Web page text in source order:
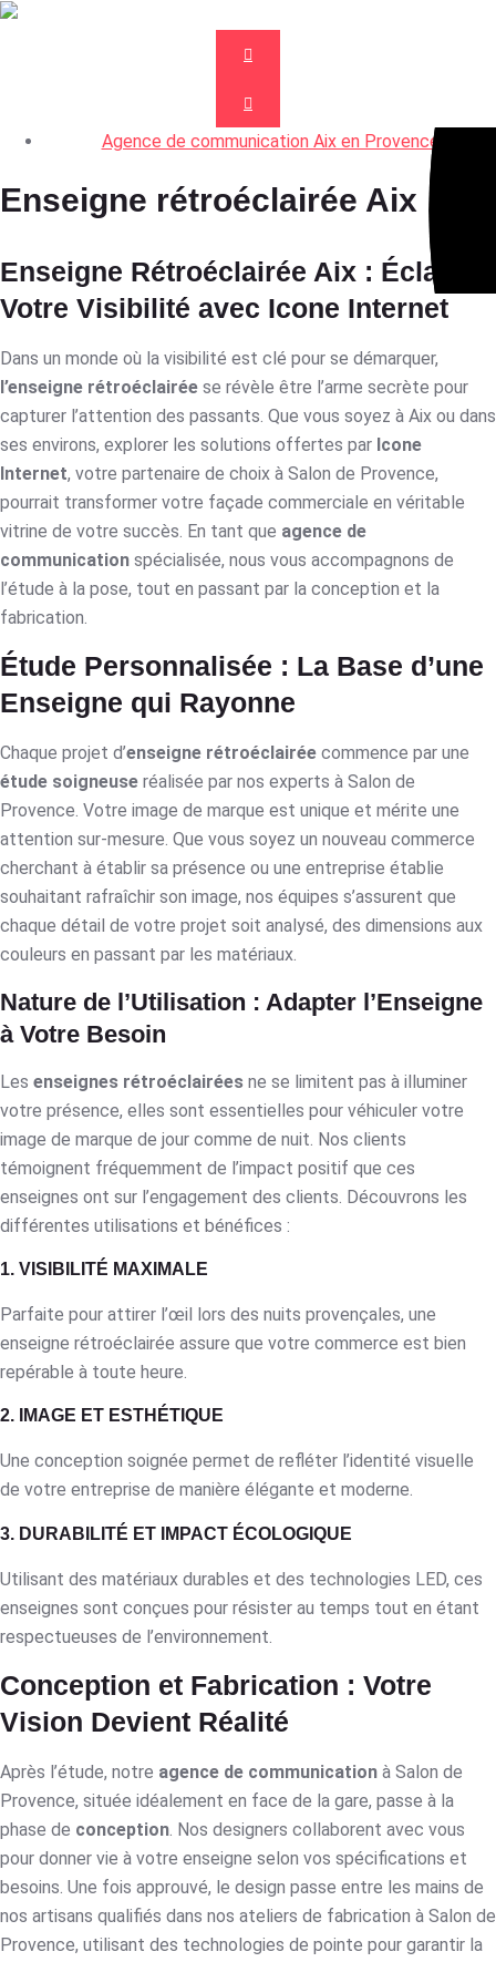
Agence de communication Aix en Provence
Enseigne rétroéclairée Aix
Enseigne Rétroéclairée Aix : Éclairez
Votre Visibilité avec Icone Internet
Dans un monde où la visibilité est clé pour se démarquer,
l’enseigne rétroéclairée se révèle être l’arme secrète pour
capturer l’attention des passants. Que vous soyez à Aix ou dans
ses environs, explorer les solutions offertes par Icone
Internet, votre partenaire de choix à Salon de Provence,
pourrait transformer votre façade commerciale en véritable
vitrine de votre succès. En tant que agence de
communication spécialisée, nous vous accompagnons de
l’étude à la pose, tout en passant par la conception et la
fabrication.
Étude Personnalisée : La Base d’une
Enseigne qui Rayonne
Chaque projet d’enseigne rétroéclairée commence par une
étude soigneuse réalisée par nos experts à Salon de
Provence. Votre image de marque est unique et mérite une
attention sur-mesure. Que vous soyez un nouveau commerce
cherchant à établir sa présence ou une entreprise établie
souhaitant rafraîchir son image, nos équipes s’assurent que
chaque détail de votre projet soit analysé, des dimensions aux
couleurs en passant par les matériaux.
Nature de l’Utilisation : Adapter l’Enseigne
à Votre Besoin
Les enseignes rétroéclairées ne se limitent pas à illuminer
votre présence, elles sont essentielles pour véhiculer votre
image de marque de jour comme de nuit. Nos clients
témoignent fréquemment de l’impact positif que ces
enseignes ont sur l’engagement des clients. Découvrons les
différentes utilisations et bénéfices :
1. VISIBILITÉ MAXIMALE
Parfaite pour attirer l’œil lors des nuits provençales, une
enseigne rétroéclairée assure que votre commerce est bien
repérable à toute heure.
2. IMAGE ET ESTHÉTIQUE
Une conception soignée permet de refléter l’identité visuelle
de votre entreprise de manière élégante et moderne.
3. DURABILITÉ ET IMPACT ÉCOLOGIQUE
Utilisant des matériaux durables et des technologies LED, ces
enseignes sont conçues pour résister au temps tout en étant
respectueuses de l’environnement.
Conception et Fabrication : Votre
Vision Devient Réalité
Après l’étude, notre agence de communication à Salon de
Provence, située idéalement en face de la gare, passe à la
phase de conception. Nos designers collaborent avec vous
pour donner vie à votre enseigne selon vos spécifications et
besoins. Une fois approuvé, le design passe entre les mains de
nos artisans qualifiés dans nos ateliers de fabrication à Salon de
Provence, utilisant des technologies de pointe pour garantir la